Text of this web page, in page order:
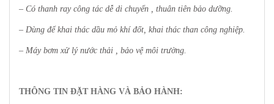
– Có thanh ray công tác dễ di chuyển , thuân tiên bảo dưỡng.
– Dùng để khai thác dầu mỏ khí đốt, khai thác than công nghiệp.
– Máy bơm xử lý nước thải , bảo vệ môi trường.
THÔNG TIN ĐẶT HÀNG VÀ BẢO HÀNH: